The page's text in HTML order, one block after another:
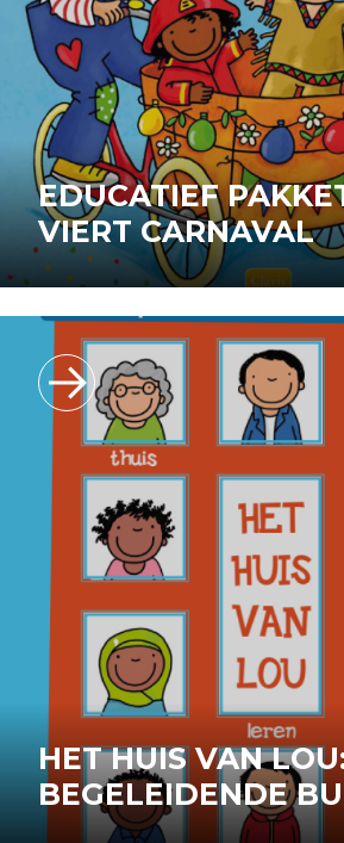
EDUCATIEF
VIERT CARNAVAL
HET HUIS VAN
BEGELEIDENDE